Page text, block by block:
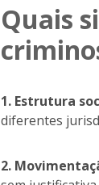
Quais
1. Estrutura
diferentes
2.